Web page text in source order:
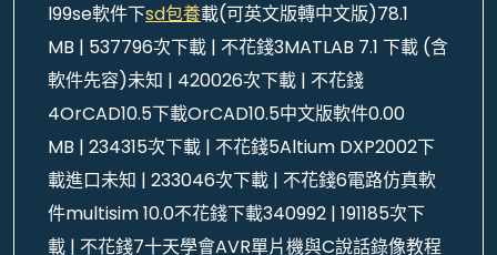
l99se軟件下sd包養載(可英文版轉中文版)78.1
MB | 537796次下載 | 不花錢3MATLAB 7.1 下載 (含
軟件先容)未知 | 420026次下載 | 不花錢
4OrCAD10.5下載OrCAD10.5中文版軟件0.00
MB | 234315次下載 | 不花錢5Altium DXP2002下
載進口未知 | 233046次下載 | 不花錢6電路仿真軟
件multisim 10.0不花錢下載340992 | 191185次下
載 | 不花錢7十天學會AVR單片機與C說話錄像教程